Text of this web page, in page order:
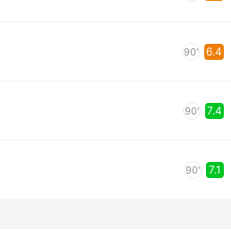
90' 6.4
90' 7.4
90' 7.1